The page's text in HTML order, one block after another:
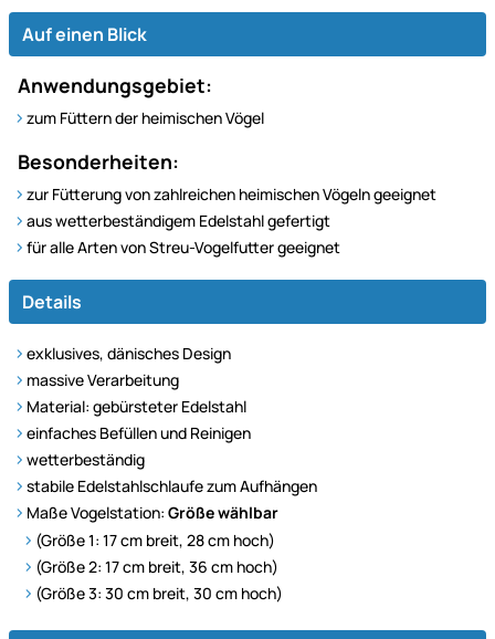
Auf einen Blick
Anwendungsgebiet:
zum Füttern der heimischen Vögel
Besonderheiten:
zur Fütterung von zahlreichen heimischen Vögeln geeignet
aus wetterbeständigem Edelstahl gefertigt
für alle Arten von Streu-Vogelfutter geeignet
Details
exklusives, dänisches Design
massive Verarbeitung
Material: gebürsteter Edelstahl
einfaches Befüllen und Reinigen
wetterbeständig
stabile Edelstahlschlaufe zum Aufhängen
Maße Vogelstation: Größe wählbar
(Größe 1: 17 cm breit, 28 cm hoch)
(Größe 2: 17 cm breit, 36 cm hoch)
(Größe 3: 30 cm breit, 30 cm hoch)